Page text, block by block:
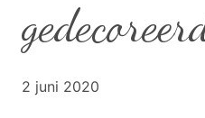
2 juni 2020